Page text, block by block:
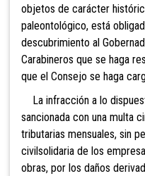
objetos de carácter
paleontológico, está
descubrimiento al
Carabineros que se haga
que el Consejo se haga
La infracción a lo
sancionada con una multa
tributarias mensuales, sin
civilsolidaria de los
obras, por los daños